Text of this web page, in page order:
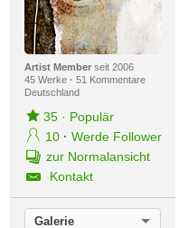
Artist Memberseit 2006
45 Werke · 51 Kommentare
Deutschland
35· Populär
10 · Werde Follower
zur Normalansicht
Kontakt
Galerie